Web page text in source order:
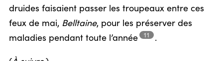
druides faisaient passer les troupeaux entre ces
feux de mai, Belltaine, pour les préserver des
maladies pendant toute l’année 11 .